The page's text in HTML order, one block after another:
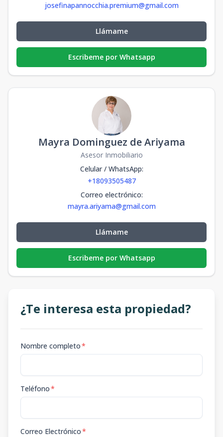
josefinapannocchia.premium@gmail.com
Llámame
Escribeme por Whatsapp
Mayra Dominguez de Ariyama
Asesor Inmobiliario
Celular / WhatsApp:
+18093505487
Correo electrónico:
mayra.ariyama@gmail.com
Llámame
Escribeme por Whatsapp
¿Te interesa esta propiedad?
Nombre completo*
Teléfono*
Correo Electrónico*